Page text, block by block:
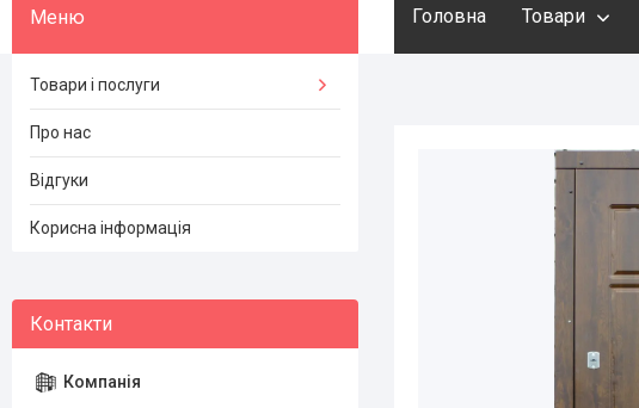
Головна Товари
Товари і послуги
Про нас
Відгуки
Корисна інформація